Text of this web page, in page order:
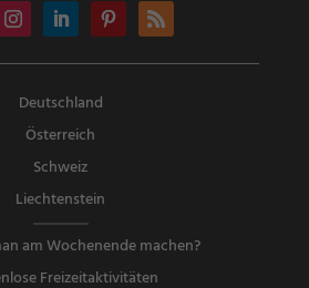
Deutschland
Österreich
Schweiz
Liechtenstein
am Wochenende machen?
Freizeitaktivitäten